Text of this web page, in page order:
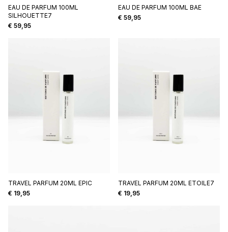
EAU DE PARFUM 100ML
SILHOUETTE7
€ 59,95
EAU DE PARFUM 100ML BAE
€ 59,95
TRAVEL PARFUM 20ML EPIC
€ 19,95
TRAVEL PARFUM 20ML ETOILE7
€ 19,95